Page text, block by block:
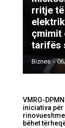
rritje
çmimit
tarifës
Biznes -
VMRO-
iniciativa
bëhet